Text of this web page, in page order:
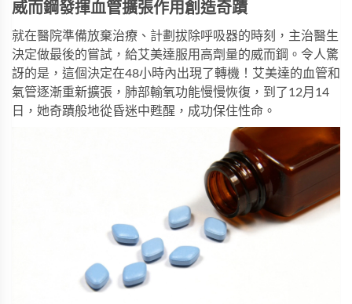
威而鋼發揮血管擴張作用創造奇蹟
就在醫院準備放棄治療、計劃拔除呼吸器的時刻，主治醫生
決定做最後的嘗試，給艾美達服用高劑量的威而鋼 。令人驚
訝的是，這個決定在48小時內出現了轉機！艾美達的血管和
氣管逐漸重新擴張，肺部輸氧功能慢慢恢復，到了12月14
日，她奇蹟般地從昏迷中甦醒，成功保住性命。